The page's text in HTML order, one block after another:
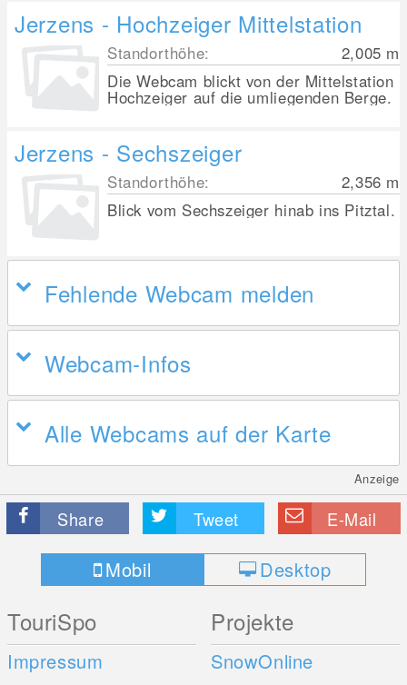
Jerzens - Hochzeiger Mittelstation
Standorthöhe: 2,005 m
Die Webcam blickt von der Mittelstation
Hochzeiger auf die umliegenden Berge.
Jerzens - Sechszeiger
Standorthöhe: 2,356 m
Blick vom Sechszeiger hinab ins Pitztal.
Fehlende Webcam melden
Webcam-Infos
Alle Webcams auf der Karte
Anzeige
Share Tweet E-Mail
Mobil Desktop
TouriSpo
Impressum
Projekte
SnowOnline